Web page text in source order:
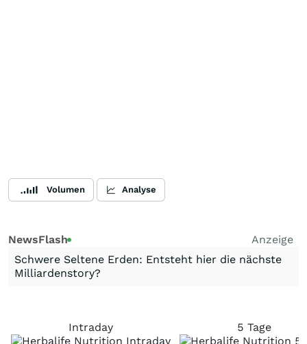
Volumen Analyse
NewsFlash
Anzeige
Schwere Seltene Erden: Entsteht hier die nächste
Milliardenstory?
Intraday 5 Tage